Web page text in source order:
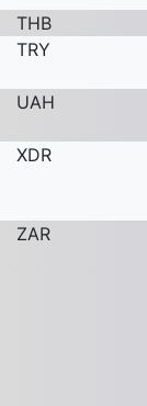
THB
TRY
UAH
XDR
ZAR